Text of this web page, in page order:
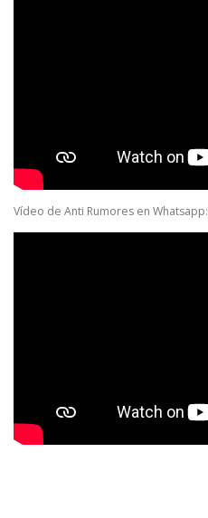
Vídeo de Anti Rumores en Whatsapp: